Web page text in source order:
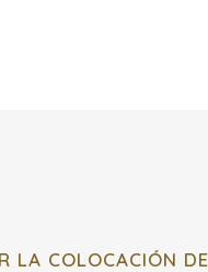
LA COLOCACIÓN